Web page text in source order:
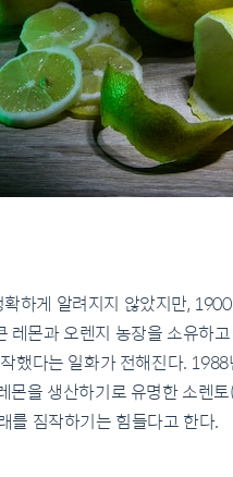
하게 알려지지 않았지만,
몬과 오렌지 농장을 소유하
했다는 일화가 전해진다.
몬을 생산하기로 유명한 소렌
를 짐작하기는 힘들다고 한다.